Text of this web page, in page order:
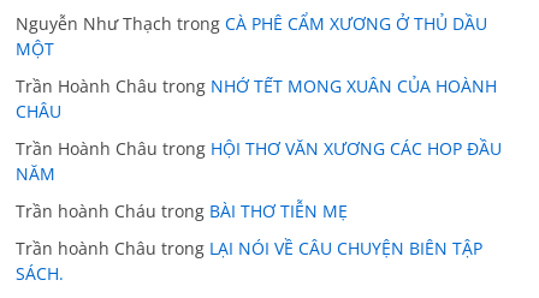
Nguyễn Như Thạch trongCÀ PHÊ CẨM XƯƠNG Ở THỦ DẦU
MỘT
Trần Hoành Châu trong NHỚ TẾT MONG XUÂN CỦA HOÀNH
CHÂU
Trần Hoành Châu trong HỘI THƠ VĂN XƯƠNG CÁC HOP ĐẦU
NĂM
Trần hoành Cháu trong BÀI THƠ TIỄN MẸ
Trần hoành Châu trong LẠI NÓI VỀ CÂU CHUYỆN BIÊN TẬP
SÁCH.